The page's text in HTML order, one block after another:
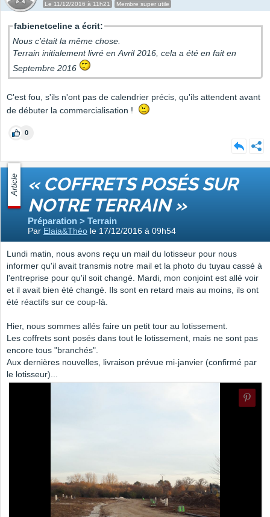
Le 11/12/2016 à 11h21 Membre super utile
fabienetceline a écrit:
Nous c'était la même chose.
Terrain initialement livré en Avril 2016, cela a été en fait en
Septembre 2016
C'est fou, s'ils n'ont pas de calendrier précis, qu'ils attendent avant
de débuter la commercialisation !
0
Article « COFFRETS POSÉS SUR
NOTRE TERRAIN »
Préparation > Terrain
Par Elaia&Théo le 17/12/2016 à 09h54
Lundi matin, nous avons reçu un mail du lotisseur pour nous
informer qu'il avait transmis notre mail et la photo du tuyau cassé à
l'entreprise pour qu'il soit changé. Mardi, mon conjoint est allé voir
et il avait bien été changé. Ils sont en retard mais au moins, ils ont
été réactifs sur ce coup-là.
Hier, nous sommes allés faire un petit tour au lotissement.
Les coffrets sont posés dans tout le lotissement, mais ne sont pas
encore tous "branchés".
Aux dernières nouvelles, livraison prévue mi-janvier (confirmé par
le lotisseur)...